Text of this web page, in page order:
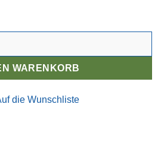
WARENKORB
die Wunschliste